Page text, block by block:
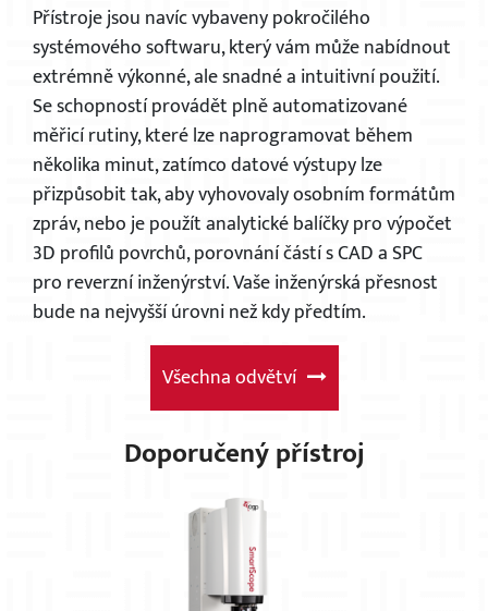
Přístroje jsou navíc vybaveny pokročilého
systémového softwaru, který vám může nabídnout
extrémně výkonné, ale snadné a intuitivní použití.
Se schopností provádět plně automatizované
měřicí rutiny, které lze naprogramovat během
několika minut, zatímco datové výstupy lze
přizpůsobit tak, aby vyhovovaly osobním formátům
zpráv, nebo je použít analytické balíčky pro výpočet
3D profilů povrchů, porovnání částí s CAD a SPC
pro reverzní inženýrství. Vaše inženýrská přesnost
bude na nejvyšší úrovni než kdy předtím.
Všechna odvětví
Doporučený přístroj